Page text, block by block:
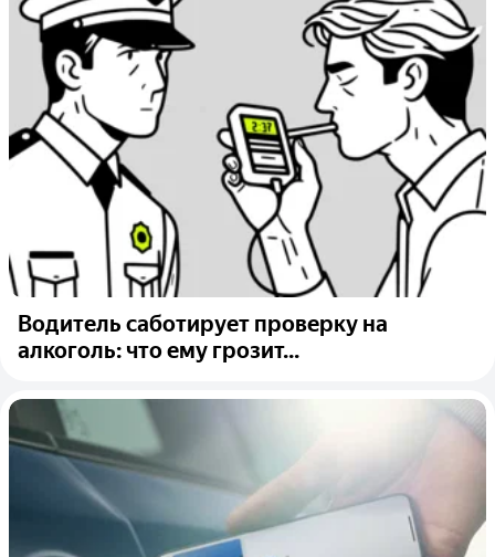
Водитель саботирует проверку на
алкоголь: что ему грозит...